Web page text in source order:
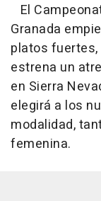
El
Granada
platos
estrena un
en Sierra
elegirá a los
modalidad,
femenina.